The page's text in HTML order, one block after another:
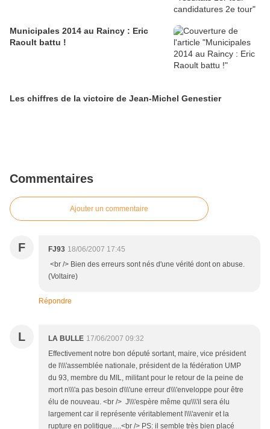
Municipales 2014 au Raincy : Eric
Raoult battu !
Les chiffres de la victoire de Jean-Michel Genestier
Commentaires
Ajouter un commentaire
F FJ93 18/06/2007 17:45
<br /> Bien des erreurs sont nés d'une vérité dont on abuse.
(Voltaire)
Répondre
L LA BULLE 17/06/2007 09:32
Effectivement notre bon député sortant, maire, vice président
de l\\\'assemblée nationale, président de la fédération UMP
du 93, membre du MIL, militant pour le retour de la peine de
mort n\\\'a pas besoin d\\\'une erreur d\\\'enveloppe pour être
élu de nouveau. <br /> J\\\'espère même qu\\\'il sera élu
largement car il représente véritablement l\\\'avenir et la
rupture en politique.....<br /> PS: il semble très bien placé